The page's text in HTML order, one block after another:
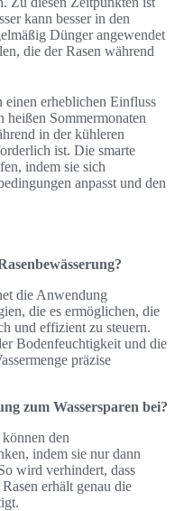
kann besser in den
Dünger angewendet
die der Rasen während
einen erheblichen Einfluss
heißen Sommermonaten
in der kühleren
ist. Die smarte
indem sie sich
anpasst und den
die Anwendung
die es ermöglichen, die
und effizient zu steuern.
Bodenfeuchtigkeit und die
präzise
zum Wassersparen bei?
können den
indem sie nur dann
wird verhindert, dass
erhält genau die